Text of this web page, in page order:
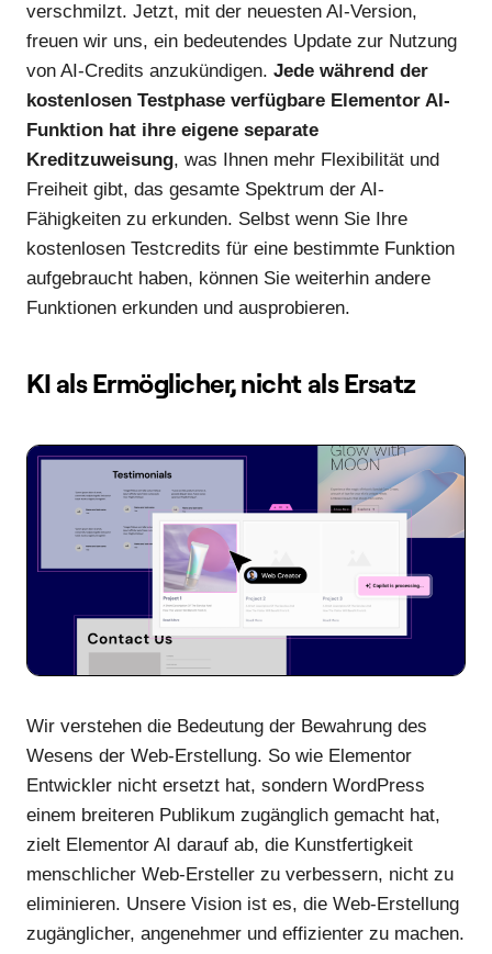
verschmilzt. Jetzt, mit der neuesten AI-Version,
freuen wir uns, ein bedeutendes Update zur Nutzung
von AI-Credits anzukündigen. Jede während der
kostenlosen Testphase verfügbare Elementor AI-
Funktion hat ihre eigene separate
Kreditzuweisung, was Ihnen mehr Flexibilität und
Freiheit gibt, das gesamte Spektrum der AI-
Fähigkeiten zu erkunden. Selbst wenn Sie Ihre
kostenlosen Testcredits für eine bestimmte Funktion
aufgebraucht haben, können Sie weiterhin andere
Funktionen erkunden und ausprobieren.
KI als Ermöglicher, nicht als Ersatz
Wir verstehen die Bedeutung der Bewahrung des
Wesens der Web-Erstellung. So wie Elementor
Entwickler nicht ersetzt hat, sondern WordPress
einem breiteren Publikum zugänglich gemacht hat,
zielt Elementor AI darauf ab, die Kunstfertigkeit
menschlicher Web-Ersteller zu verbessern, nicht zu
eliminieren. Unsere Vision ist es, die Web-Erstellung
zugänglicher, angenehmer und effizienter zu machen.